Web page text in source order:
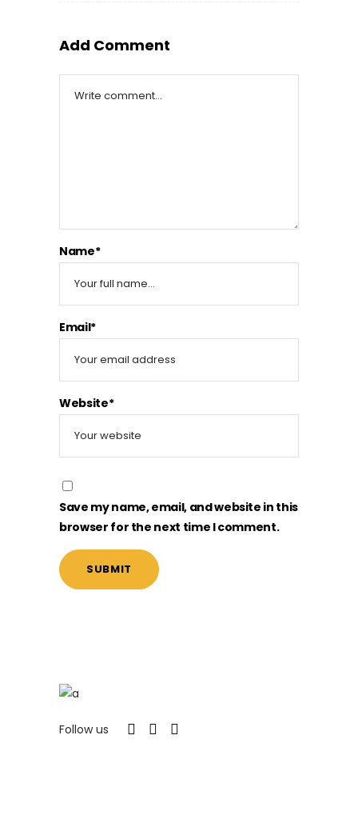
Add Comment
Name*
Email*
Website*
Save my name, email, and website in this
browser for the next time I comment.
Follow us